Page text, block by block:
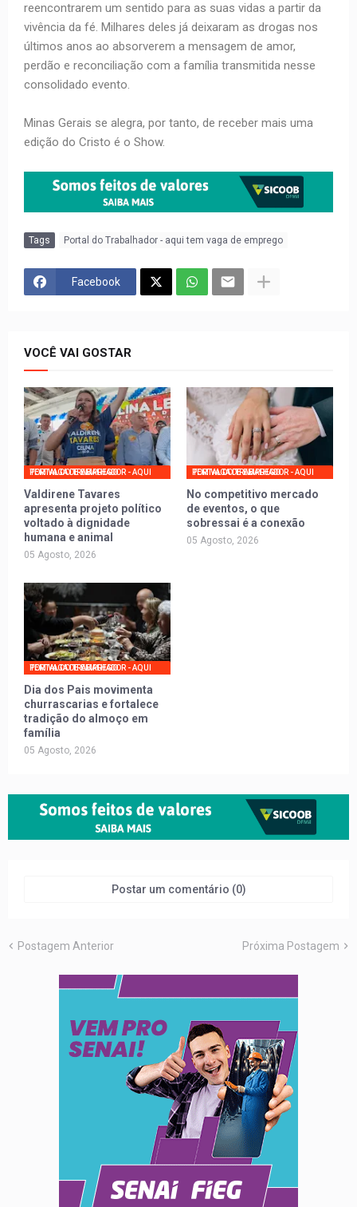
reencontrarem um sentido para as suas vidas a partir da
vivência da fé. Milhares deles já deixaram as drogas nos
últimos anos ao absorverem a mensagem de amor,
perdão e reconciliação com a família transmitida nesse
consolidado evento.
Minas Gerais se alegra, por tanto, de receber mais uma
edição do Cristo é o Show.
Tags Portal do Trabalhador - aqui tem vaga de emprego
Facebook
VOCÊ VAI GOSTAR
PORTAL DO TRABALHADOR - AQUI TEM VAGA DE EMPREGO
Valdirene Tavares
apresenta projeto político
voltado à dignidade
humana e animal
05 Agosto, 2026
PORTAL DO TRABALHADOR - AQUI TEM VAGA DE EMPREGO
No competitivo mercado
de eventos, o que
sobressai é a conexão
05 Agosto, 2026
PORTAL DO TRABALHADOR - AQUI TEM VAGA DE EMPREGO
Dia dos Pais movimenta
churrascarias e fortalece
tradição do almoço em
família
05 Agosto, 2026
Postar um comentário (0)
Postagem Anterior Próxima Postagem